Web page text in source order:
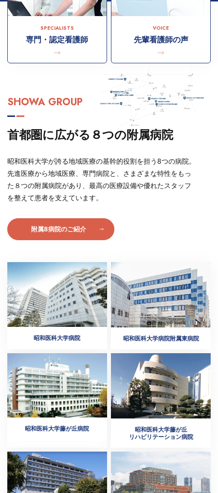
SPECIALISTS
専門・認定看護師
VOICE
先輩看護師の声
SHOWA GROUP
首都圏に広がる８つの附属病院
昭和医科大学が誇る地域医療の基幹的役割を担う8つの病院。
先進医療から地域医療、専門病院と、さまざまな特性をもっ
た８つの附属病院があり、最高の医療設備や優れたスタッフ
を整えて患者を支えています。
附属8病院のご紹介
昭和医科大学病院 昭和医科大学病院附属東病院
昭和医科大学藤が丘病院
昭和医科大学藤が丘
リハビリテーション病院